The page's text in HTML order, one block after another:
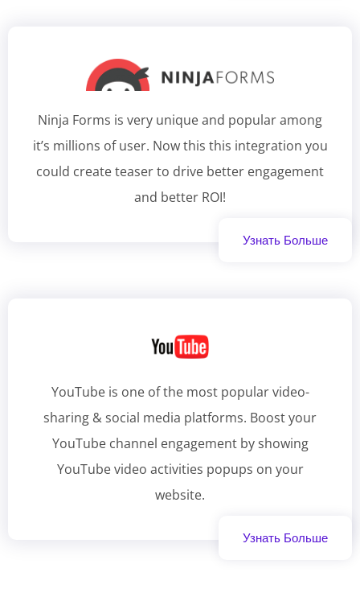
Ninja Forms is very unique and popular among
it’s millions of user. Now this this integration you
could create teaser to drive better engagement
and better ROI!
Узнать Больше
YouTube is one of the most popular video-
sharing & social media platforms. Boost your
YouTube channel engagement by showing
YouTube video activities popups on your
website.
Узнать Больше